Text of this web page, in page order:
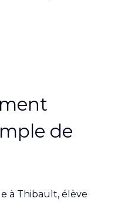
de
à Thibault, élève